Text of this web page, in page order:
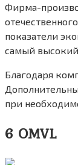
Фирма-
показатели
самый высокий
Благодаря
при
6 OMVL